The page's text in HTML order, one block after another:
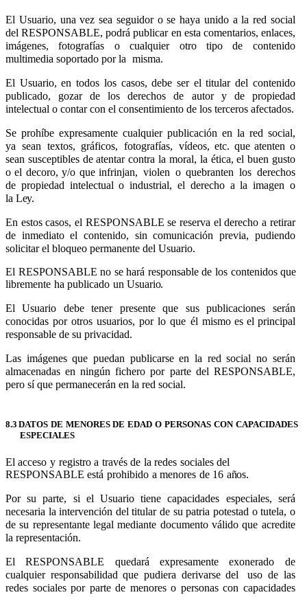
El Usuario, una vez sea seguidor o se haya unido a la red social
del RESPONSABLE, podrá publicar en esta comentarios, enlaces,
imágenes, fotografías o cualquier otro tipo de contenido
multimedia soportado por la
misma.
El Usuario, en todos los casos, debe ser el titular del contenido
publicado, gozar de los derechos de autor y de propiedad
intelectual o contar con el consentimiento de los terceros afectados.
Se prohíbe expresamente cualquier publicación en la red social,
ya sean textos, gráficos, fotografías, vídeos, etc. que atenten o
sean susceptibles de atentar contra la moral, la ética, el buen gusto
o el decoro, y/o que infrinjan, violen o quebranten los derechos
de propiedad intelectual o industrial, el derecho a la imagen o
la Ley.
En estos casos, el RESPONSABLE se reserva el derecho a retirar
de inmediato el contenido, sin comunicación previa, pudiendo
solicitar el bloqueo permanente del Usuario.
El RESPONSABLE no se hará responsable de los contenidos que
libremente ha publicado un Usuario.
El Usuario debe tener presente que sus publicaciones
serán
conocidas por otros usuarios, por lo que él mismo es el principal
responsable de su privacidad.
Las imágenes que puedan publicarse en la red social no serán
almacenadas en ningún fichero por parte del RESPONSABLE,
pero sí que permanecerán en la red social.
8.3 DATOS DE MENORES DE EDAD O PERSONAS CON CAPACIDADES
ESPECIALES
El acceso y registro a través de la redes sociales del
RESPONSABLE está prohibido a menores de 16 años.
Por su parte, si el Usuario tiene capacidades especiales, será
necesaria la intervención del titular de su patria potestad o tutela, o
de su representante legal mediante documento válido que acredite
la representación.
El RESPONSABLE quedará expresamente exonerado de
cualquier responsabilidad que pudiera derivarse del
uso de las
redes sociales por parte de menores o personas con capacidades